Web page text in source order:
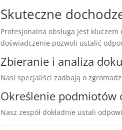
Skuteczne
Profesjonalna obsługa jest
doświadczenie pozwoli ustalić
Zbieranie i analiza
Nasi specjaliści zadbają o
Określenie podmiotów
Nasz zespół dokładnie ustali